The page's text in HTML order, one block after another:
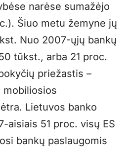
narėse sumažėjo
Šiuo metu žemyne jų
Nuo 2007-ųjų bankų
tūkst., arba 21 proc.
priežastis –
Lietuvos banko
aisiais 51 proc. visų ES
bankų paslaugomis